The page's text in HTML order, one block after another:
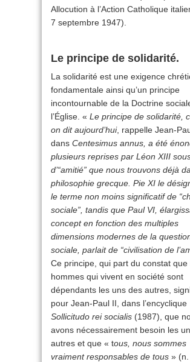
Allocution à l’Action Catholique
7 septembre 1947).
Le principe de solidarité.
La solidarité est une exigence
fondamentale ainsi qu’un principe
incontournable de la Doctrine
l’Église. « Le principe de solidarité,
on dit aujourd’hui, rappelle Jean-
dans Centesimus annus, a été
plusieurs reprises par Léon XIII
d’“amitié” que nous trouvons déjà
philosophie grecque. Pie XI le
le terme non moins significatif de
sociale”, tandis que Paul VI,
concept en fonction des multiples
dimensions modernes de la
sociale, parlait de “civilisation de
Ce principe, qui part du constat que
hommes qui vivent en société sont
dépendants les uns des autres,
pour Jean-Paul II, dans l’encyclique
Sollicitudo rei socialis (1987), que
avons nécessairement besoin les
autres et que « tous, nous sommes
vraiment responsables de tous » (n.